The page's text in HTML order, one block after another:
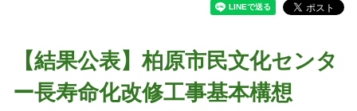
【結果公表】柏原市民文化センタ
ー長寿命化改修工事基本構想